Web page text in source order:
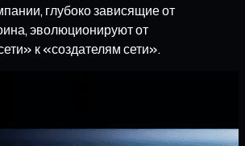
глубоко зависящие от
эволюционируют от
к «создателям сети».